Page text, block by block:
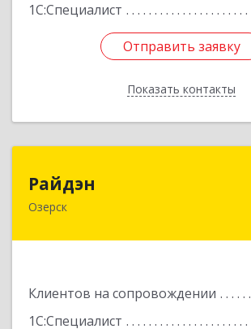
1С:Специалист
Отправить заявку
Показать контакты
Отправить заявку
Назад
Райдэн
Озерск
Клиентов на сопровождении
1С:Специалист
456783, Челябинская обл, Озерск